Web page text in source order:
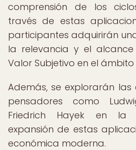
comprensión de los
través de estas
participantes adquirirán
la relevancia y el
Valor Subjetivo en el
Además, se explorarán las
pensadores como
Friedrich Hayek en la
expansión de estas
económica moderna.